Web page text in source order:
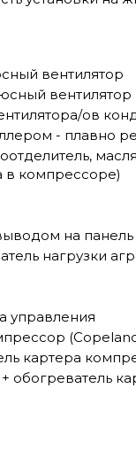
вентилятор
вентилятор
ов
- плавно
в компрессоре)
на панель
нагрузки
управления
картера
обогреватель